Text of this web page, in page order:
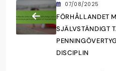
07/08/2025
FÖRHÅLLANDET
SJÄLVSTÄNDIGT
DISCIPLIN